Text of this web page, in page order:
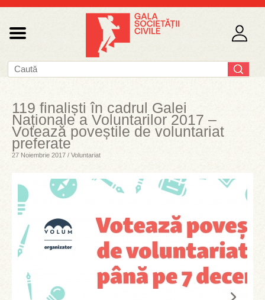
119 finaliști în cadrul Galei
Naționale a Voluntarilor 2017 –
Votează poveștile de voluntariat
preferate
27 Noiembrie 2017 / Voluntariat